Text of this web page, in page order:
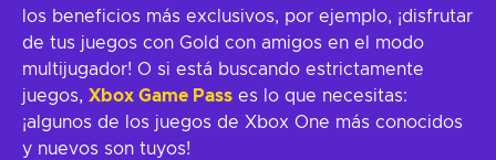
los beneficios más exclusivos, por ejemplo, ¡disfrutar
de tus juegos con Gold con amigos en el modo
multijugador! O si está buscando estrictamente
juegos, Xbox Game Pass es lo que necesitas:
¡algunos de los juegos de Xbox One más conocidos
y nuevos son tuyos!